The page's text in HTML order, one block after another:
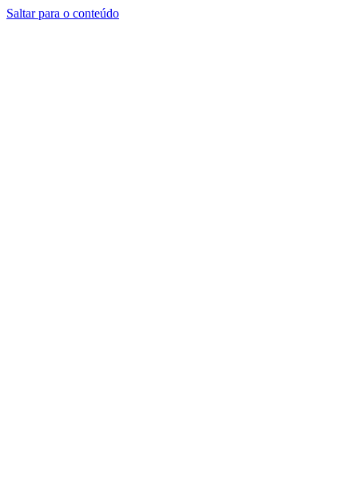
Saltar para o conteúdo